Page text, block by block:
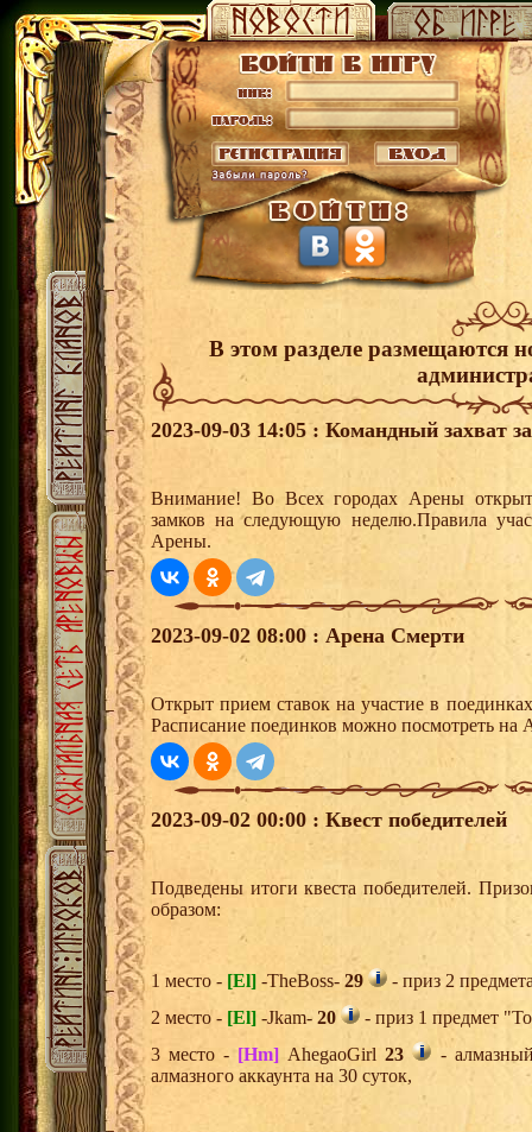
В этом разделе размещаются
2023-09-03 14:05 : Командный захват
Внимание! Во Всех городах Арены
замков на следующую неделю.Правила
Арены.
2023-09-02 08:00 : Арена Смерти
Открыт прием ставок на участие в
Расписание поединков можно посмотреть на
2023-09-02 00:00 : Квест победителей
Подведены итоги квеста победителей.
образом:
1 место - [El] -TheBoss- 29
- приз 2
2 место - [El] -Jkam- 20
- приз 1 предмет
3 место - [Hm] AhegaoGirl23
-
алмазного аккаунта на 30 суток,